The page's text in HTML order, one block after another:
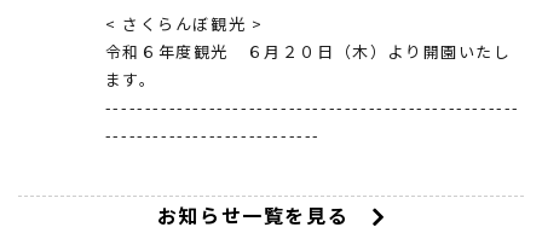
< さくらんぼ観光 >
令和６年度観光 ６月２０日（木）より開園いたし
ます。
----------------------------------------------------
---------------------------
お知らせ一覧を見る